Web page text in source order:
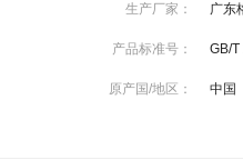
生产厂家： 广东
产品标准号： GB/
原产国/地区： 中国